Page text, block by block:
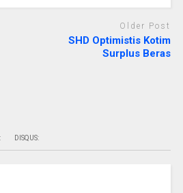
Older Post
SHD Optimistis Kotim
Surplus Beras
DISQUS: